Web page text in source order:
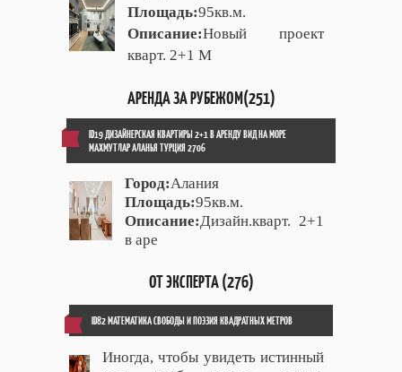
Площадь:95кв.м.
Описание:Новый проект
кварт. 2+1 М
АРЕНДА ЗА РУБЕЖОМ(251)
ID19 ДИЗАЙНЕРСКАЯ КВАРТИРЫ 2+1 В АРЕНДУ ВИД НА МОРЕ
МАХМУТЛАР АЛАНЬЯ ТУРЦИЯ 2706
Город:Алания
Площадь:95кв.м.
Описание: Дизайн.кварт. 2+1
в аре
ОТ ЭКСПЕРТА (276)
ID82 МАТЕМАТИКА СВОБОДЫ И ПОЭЗИЯ КВАДРАТНЫХ МЕТРОВ
Иногда, чтобы увидеть истинный